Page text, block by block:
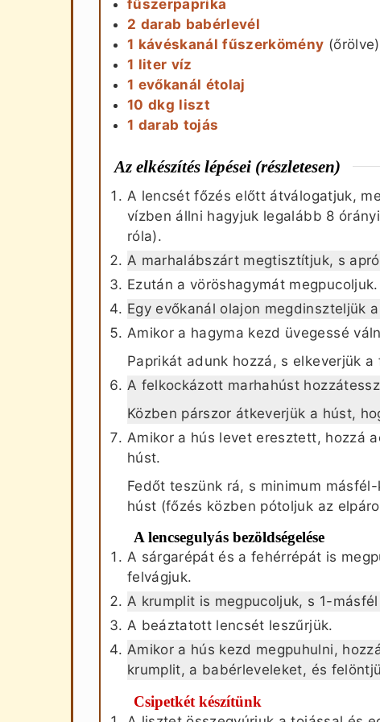
fűszerpaprika
2 darab babérlevél
1 kávéskanál fűszerkömény (őrölve)
1 liter víz
1 evőkanál étolaj
10 dkg liszt
1 darab tojás
Az elkészítés lépései (részletesen)
A lencsét főzés előtt átválogatjuk,
vízben állni hagyjuk legalább 8
róla).
A marhalábszárt megtisztítjuk, s
Ezután a vöröshagymát
Egy evőkanál olajon megdinszteljük
Amikor a hagyma kezd üvegessé
Paprikát adunk hozzá, s elkeverjük
A felkockázott marhahúst
Közben párszor átkeverjük a húst,
Amikor a hús levet eresztett, hozzá
húst.
Fedőt teszünk rá, s minimum
húst (főzés közben pótoljuk az
A lencsegulyás bezöldségelése
A sárgarépát és a fehérrépát is
felvágjuk.
A krumplit is megpucoljuk, s 1-
A beáztatott lencsét leszűrjük.
Amikor a hús kezd megpuhulni,
krumplit, a babérleveleket, és
Csipetkét készítünk